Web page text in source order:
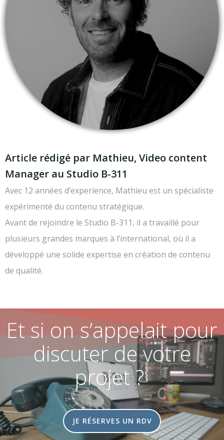
Article rédigé par Mathieu, Video content
Manager au Studio B-311
Avec 12 années d’experience, Mathieu est un spécialiste
expérimenté du contenu stratégique.
Avant de rejoindre le Studio B-311, il a travaillé pour
plusieurs grandes marques à l’international, où il a
développé une solide expertise en création de contenu
de qualité.
Et si on s’appelait pour
discuter de votre
projet ?
JE RÉSERVES UN RDV